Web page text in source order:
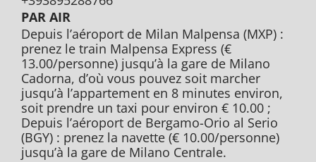
PAR AIR
Depuis l’aéroport de Milan Malpensa (MXP) :
prenez le train Malpensa Express (€
13.00/personne) jusqu’à la gare de Milano
Cadorna, d’où vous pouvez soit marcher
jusqu’à l’appartement en 8 minutes environ,
soit prendre un taxi pour environ € 10.00 ;
Depuis l’aéroport de Bergamo-Orio al Serio
(BGY) : prenez la navette (€ 10.00/personne)
jusqu’à la gare de Milano Centrale.